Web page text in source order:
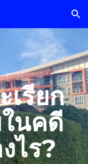
Skip to navigation
เรียก
นคดี
ไร?